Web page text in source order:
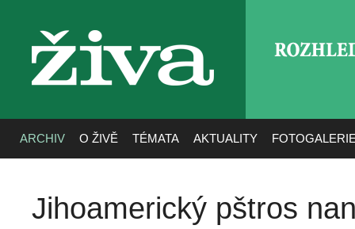
živa
ARCHIV O ŽIVĚ TÉMATA AKTUALITY
Jihoamerický pštros